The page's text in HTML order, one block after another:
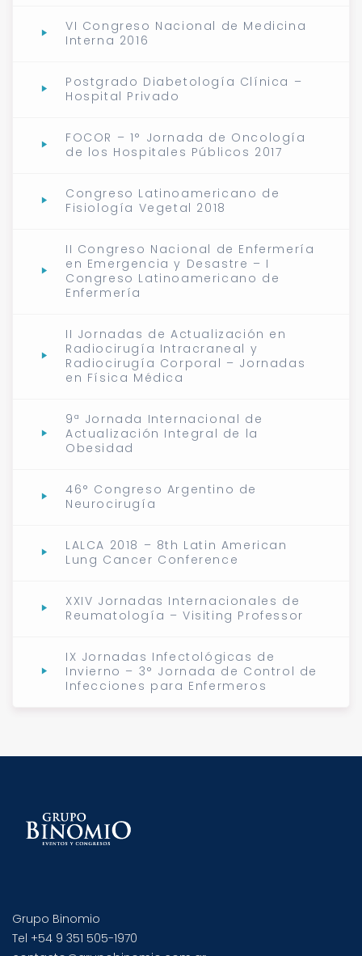
VI Congreso Nacional de Medicina
Interna 2016
Postgrado Diabetología Clínica –
Hospital Privado
FOCOR – 1° Jornada de Oncología
de los Hospitales Públicos 2017
Congreso Latinoamericano de
Fisiología Vegetal 2018
II Congreso Nacional de Enfermería
en Emergencia y Desastre – I
Congreso Latinoamericano de
Enfermería
II Jornadas de Actualización en
Radiocirugía Intracraneal y
Radiocirugía Corporal – Jornadas
en Física Médica
9ª Jornada Internacional de
Actualización Integral de la
Obesidad
46° Congreso Argentino de
Neurocirugía
LALCA 2018 – 8th Latin American
Lung Cancer Conference
XXIV Jornadas Internacionales de
Reumatología – Visiting Professor
IX Jornadas Infectológicas de
Invierno – 3° Jornada de Control de
Infecciones para Enfermeros
Grupo Binomio
Tel +54 9 351 505-1970